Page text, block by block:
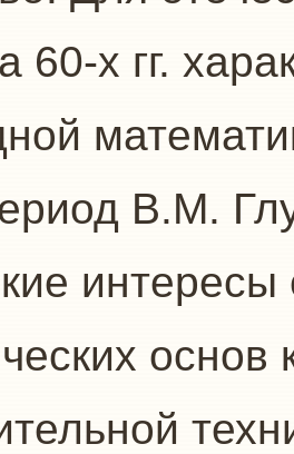
60-х гг.
В.М.
интересы
основ